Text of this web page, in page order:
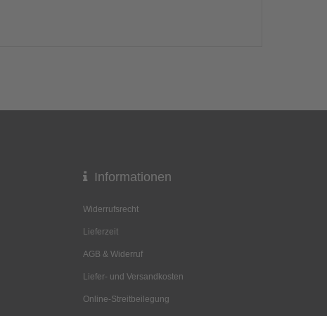
Informationen
Widerrufsrecht
Lieferzeit
AGB & Widerruf
Liefer- und Versandkosten
Online-Streitbeilegung